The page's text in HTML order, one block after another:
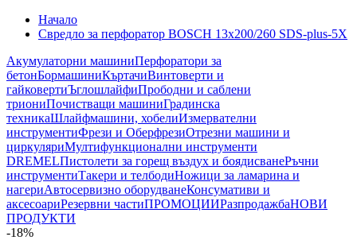
Начало
Свредло за перфоратор BOSCH 13x200/260 SDS-plus-5Х
Акумулаторни машиниПерфоратори за
бетонБормашиниКъртачиВинтоверти и
гайковертиЪглошлайфиПрободни и саблени
триониПочистващи машиниГрадинска
техникаШлайфмашини, хобелиИзмервателни
инструментиФрези и ОберфрезиОтрезни машини и
циркуляриМултифункционални инструменти
DREMELПистолети за горещ въздух и боядисванеРъчни
инструментиТакери и телбодиНожици за ламарина и
нагериАвтосервизно оборудванеКонсумативи и
аксесоариРезервни частиПРОМОЦИИРазпродажбаНОВИ
ПРОДУКТИ
-18%